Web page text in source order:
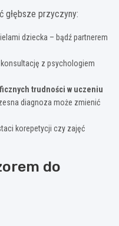
głębsze przyczyny:
dziecka – bądź partnerem
z psychologiem
trudności w uczeniu
diagnoza może zmienić
korepetycji czy zajęć
do